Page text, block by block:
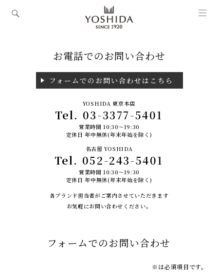
お電話でのお問い合わせ
フォームでのお問い合わせはこちら
YOSHIDA 東京本店
Tel. 03-3377-5401
営業時間 10:30～19:30
定休日 年中無休(年末年始を除く)
名古屋 YOSHIDA
Tel. 052-243-5401
営業時間 10:30～19:30
定休日 年中無休(年末年始を除く)
各ブランド担当者がご案内させていただきます
お気軽にお問い合わせください。
フォームでのお問い合わせ
※は必須項目です。